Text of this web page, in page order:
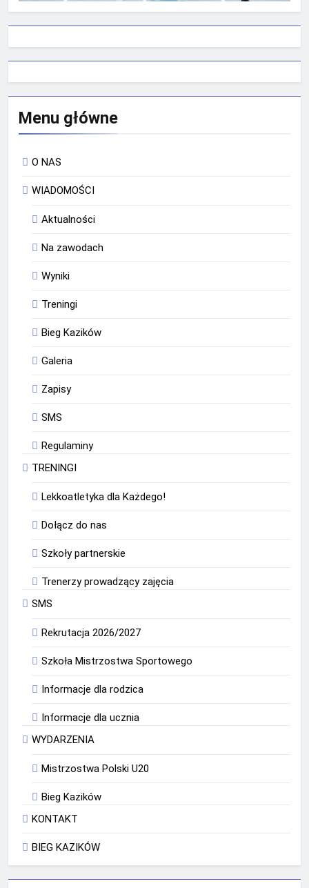
Menu główne
O NAS
WIADOMOŚCI
Aktualności
Na zawodach
Wyniki
Treningi
Bieg Kazików
Galeria
Zapisy
SMS
Regulaminy
TRENINGI
Lekkoatletyka dla Każdego!
Dołącz do nas
Szkoły partnerskie
Trenerzy prowadzący zajęcia
SMS
Rekrutacja 2026/2027
Szkoła Mistrzostwa Sportowego
Informacje dla rodzica
Informacje dla ucznia
WYDARZENIA
Mistrzostwa Polski U20
Bieg Kazików
KONTAKT
BIEG KAZIKÓW